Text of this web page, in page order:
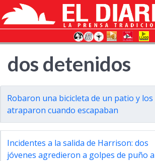
dos detenidos
Robaron una bicicleta de un patio y los
atraparon cuando escapaban
Incidentes a la salida de Harrison: dos
jóvenes agredieron a golpes de puño